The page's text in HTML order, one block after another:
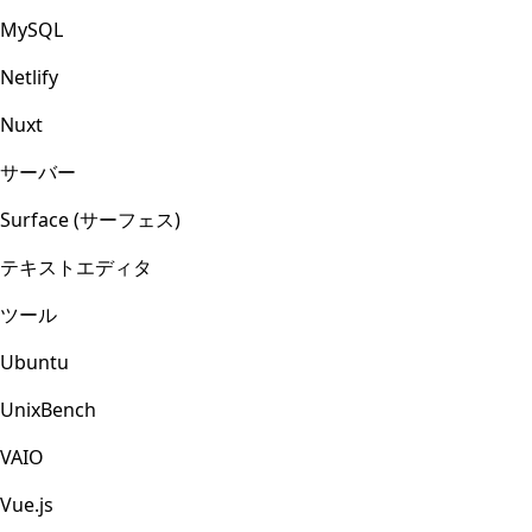
MySQL
Netlify
Nuxt
サーバー
Surface (サーフェス)
テキストエディタ
ツール
Ubuntu
UnixBench
VAIO
Vue.js